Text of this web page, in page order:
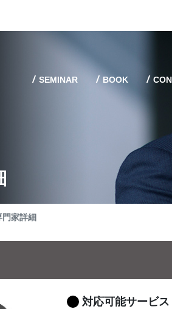
SEMINAR BOOK
門家詳細
対応可能サービ